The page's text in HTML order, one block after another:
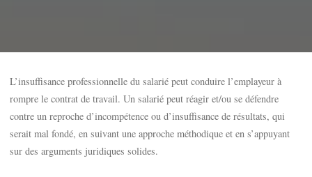
L’insuffisance professionnelle du salarié peut conduire l’emplayeur à
rompre le contrat de travail. Un salarié peut réagir et/ou se défendre
contre un reproche d’incompétence ou d’insuffisance de résultats, qui
serait mal fondé, en suivant une approche méthodique et en s’appuyant
sur des arguments juridiques solides.